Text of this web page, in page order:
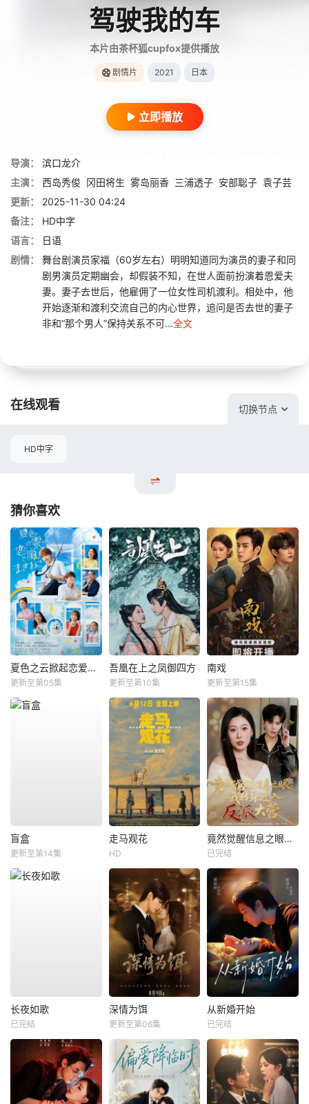
驾驶我的车
本片由茶杯狐cupfox提供播放
剧情片 2021 日本
立即播放
导演：
滨口龙介
主演：
西岛秀俊 冈田将生 雾岛丽香 三浦透子 安部聡子 袁子芸
更新：
2025-11-30 04:24
备注：
HD中字
语言：
日语
剧情：
舞台剧演员家福（60岁左右）明明知道同为演员的妻子和同
剧男演员定期幽会，却假装不知，在世人面前扮演着恩爱夫
妻。妻子去世后，他雇佣了一位女性司机渡利。相处中，他
开始逐渐和渡利交流自己的内心世界，追问是否去世的妻子
非和“那个男人”保持关系不可...全文
在线观看 切换节点
HD中字
猜你喜欢
夏色之云掀起恋爱与风暴
更新至第05集
吾凰在上之凤御四方
更新至第10集
南戏
更新至第15集
盲盒
更新至第14集
走马观花
HD
竟然觉醒信息之眼，我转身进入反派大营
已完结
长夜如歌
已完结
深情为饵
更新至第06集
从新婚开始
已完结